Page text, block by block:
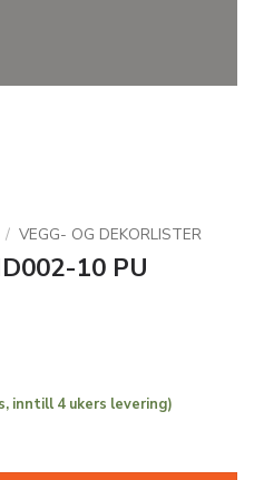
/ VEGG- OG DEKORLISTER
10 PU
inntill 4 ukers levering)
505X505MM antall